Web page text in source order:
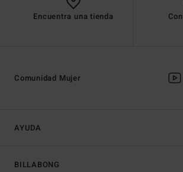
Encuentra una tienda
AYUDA
BILLABONG
Comunidad Mujer